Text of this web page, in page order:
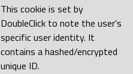
This cookie is set by
DoubleClick to note the user's
specific user identity. It
contains a hashed/encrypted
unique ID.